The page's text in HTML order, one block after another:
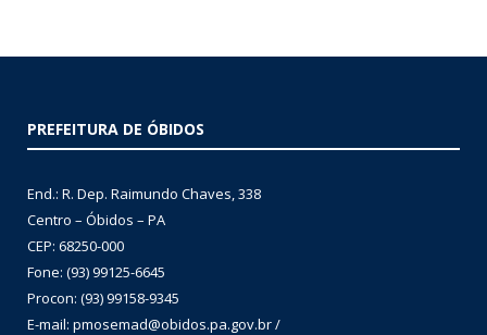
PREFEITURA DE ÓBIDOS
End.: R. Dep. Raimundo Chaves, 338
Centro – Óbidos – PA
CEP: 68250-000
Fone: (93) 99125-6645
Procon: (93) 99158-9345
E-mail: pmosemad@obidos.pa.gov.br /